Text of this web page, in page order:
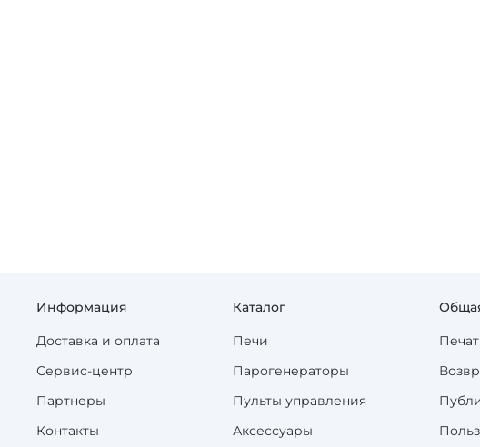
Информация
Доставка и оплата
Сервис-центр
Партнеры
Контакты
Каталог
Печи
Парогенераторы
Пульты управления
Аксессуары